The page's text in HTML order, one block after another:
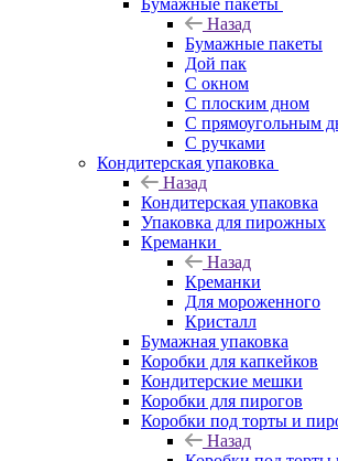
Бумажные пакеты
Назад
Бумажные пакеты
Дой пак
С окном
С плоским дном
С прямоугольным
С ручками
Кондитерская упаковка
Назад
Кондитерская упаковка
Упаковка для пирожных
Креманки
Назад
Креманки
Для мороженного
Кристалл
Бумажная упаковка
Коробки для капкейков
Кондитерские мешки
Коробки для пирогов
Коробки под торты и
Назад